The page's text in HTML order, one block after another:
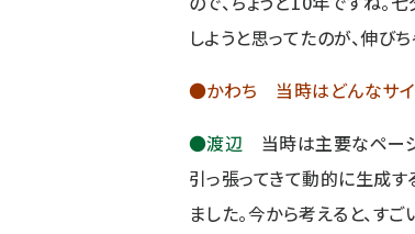
しようと思ってたのが、伸びち
●かわち 当時はどんなサイ
●渡辺 当時は主要なペー
引っ張ってきて動的に生成す
ました。今から考えると、す